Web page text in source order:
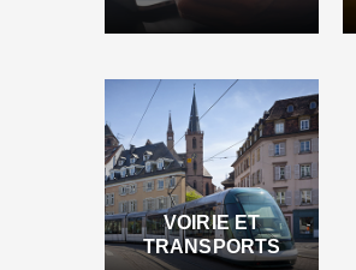
VOIRIE ET
TRANSPORTS